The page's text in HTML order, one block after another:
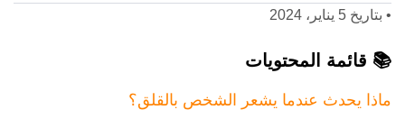
• بتاريخ 5 يناير، 2024
📚 قائمة المحتويات
ماذا يحدث عندما يشعر الشخص بالقلق؟